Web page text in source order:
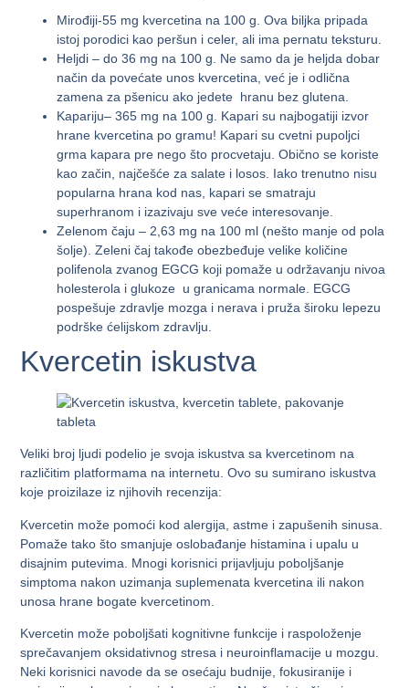
Mirođiji-55 mg kvercetina na 100 g. Ova biljka pripada
istoj porodici kao peršun i celer, ali ima pernatu teksturu.
Heljdi – do 36 mg na 100 g. Ne samo da je heljda dobar
način da povećate unos kvercetina, već je i odlična
zamena za pšenicu ako jedete hranu bez glutena.
Kapariju– 365 mg na 100 g. Kapari su najbogatiji izvor
hrane kvercetina po gramu! Kapari su cvetni pupoljci
grma kapara pre nego što procvetaju. Obično se koriste
kao začin, najčešće za salate i losos. Iako trenutno nisu
popularna hrana kod nas, kapari se smatraju
superhranom i izazivaju sve veće interesovanje.
Zelenom čaju – 2,63 mg na 100 ml (nešto manje od pola
šolje). Zeleni čaj takođe obezbeđuje velike količine
polifenola zvanog EGCG koji pomaže u održavanju nivoa
holesterola i glukoze u granicama normale. EGCG
pospešuje zdravlje mozga i nerava i pruža široku lepezu
podrške ćelijskom zdravlju.
Kvercetin iskustva
Veliki broj ljudi podelio je svoja iskustva sa kvercetinom na
različitim platformama na internetu. Ovo su sumirano iskustva
koje proizilaze iz njihovih recenzija:
Kvercetin može pomoći kod alergija, astme i zapušenih sinusa.
Pomaže tako što smanjuje oslobađanje histamina i upalu u
disajnim putevima. Mnogi korisnici prijavljuju poboljšanje
simptoma nakon uzimanja suplemenata kvercetina ili nakon
unosa hrane bogate kvercetinom.
Kvercetin može poboljšati kognitivne funkcije i raspoloženje
sprečavanjem oksidativnog stresa i neuroinflamacije u mozgu.
Neki korisnici navode da se osećaju budnije, fokusiranije i